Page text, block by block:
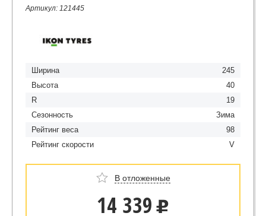
Артикул: 121445
Ширина
245
Высота
40
R
19
Сезонность
Зима
Рейтинг веса
98
Рейтинг скорости
V
В отложенные
14 339 u